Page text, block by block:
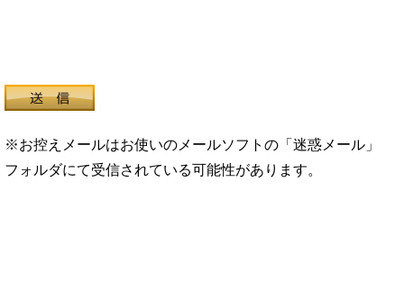
※お控えメールはお使いのメールソフトの「迷惑メール」
フォルダにて受信されている可能性があります。